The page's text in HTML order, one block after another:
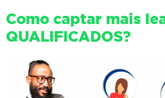
Como captar mais
QUALIFICADOS?